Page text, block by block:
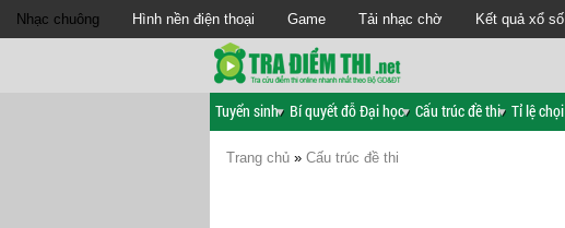
Nhạc chuông Hình nền điện thoại Game Tải nhạc chờ Kết quả xổ số
Tuyển sinh Bí quyết đỗ Đại học Cấu trúc đề thi Tỉ lệ chọi
Trang chủ » Cấu trúc đề thi